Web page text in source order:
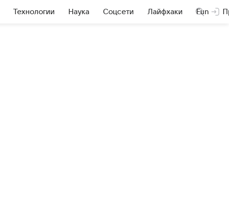
Технологии Наука Соцсети Лайфхаки Fun